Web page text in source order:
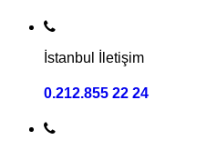
İstanbul İletişim
0.212.855 22 24